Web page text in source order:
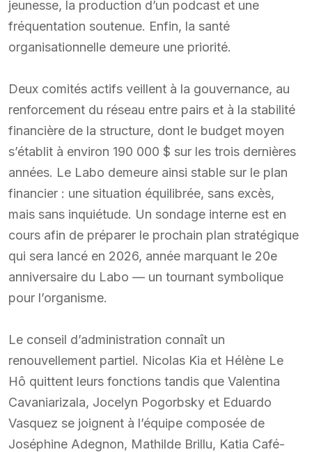
jeunesse, la production d’un podcast et une
fréquentation soutenue. Enfin, la santé
organisationnelle demeure une priorité.
Deux comités actifs veillent à la gouvernance, au
renforcement du réseau entre pairs et à la stabilité
financière de la structure, dont le budget moyen
s’établit à environ 190 000 $ sur les trois dernières
années. Le Labo demeure ainsi stable sur le plan
financier : une situation équilibrée, sans excès,
mais sans inquiétude. Un sondage interne est en
cours afin de préparer le prochain plan stratégique
qui sera lancé en 2026, année marquant le 20e
anniversaire du Labo — un tournant symbolique
pour l’organisme.
Le conseil d’administration connaît un
renouvellement partiel. Nicolas Kia et Hélène Le
Hô quittent leurs fonctions tandis que Valentina
Cavaniarizala, Jocelyn Pogorbsky et Eduardo
Vasquez se joignent à l’équipe composée de
Joséphine Adegnon, Mathilde Brillu, Katia Café-